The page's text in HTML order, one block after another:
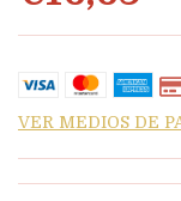
VER MEDIOS DE